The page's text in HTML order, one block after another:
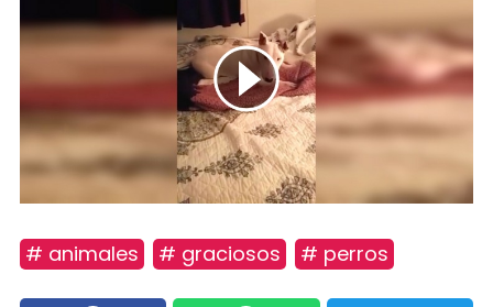
# animales # graciosos # perros